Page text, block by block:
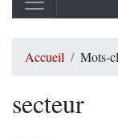
Accueil Mots-
secteur